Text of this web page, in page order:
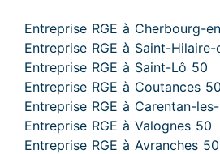
Entreprise RGE à Cherbourg-
Entreprise RGE à Saint-
Entreprise RGE à Saint-Lô 50
Entreprise RGE à Coutances 50
Entreprise RGE à Carentan-
Entreprise RGE à Valognes 50
Entreprise RGE à Avranches 50